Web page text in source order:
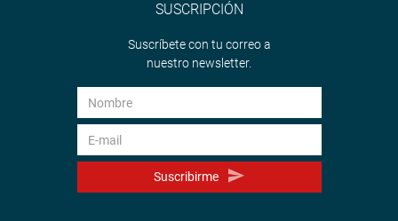
SUSCRIPCIÓN
Suscríbete con tu correo a
nuestro newsletter.
Suscribirme